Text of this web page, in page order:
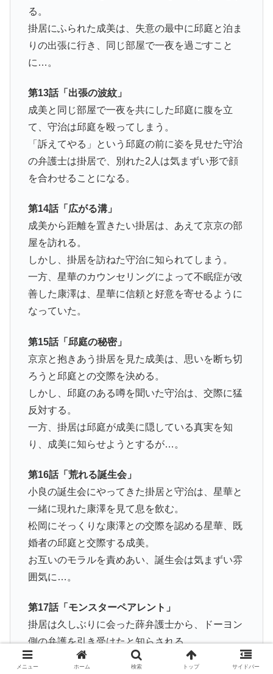
る。
掛居にふられた成美は、失意の最中に邱庭と泊ま
りの出張に行き、同じ部屋で一夜を過ごすこと
に…。
第13話「出張の波紋」
成美と同じ部屋で一夜を共にした邱庭に腹を立
て、守治は邱庭を殴ってしまう。
「訴えてやる」という邱庭の前に姿を見せた守治
の弁護士は掛居で、別れた2人は気まずい形で顔
を合わせることになる。
第14話「広がる溝」
成美から距離を置きたい掛居は、あえて京京の部
屋を訪れる。
しかし、掛居を訪ねた守治に知られてしまう。
一方、星華 のカウンセリングによって不眠症が改
善した康澤は、星華に信頼と好意を寄せるように
なっていた。
第15話「邱庭の秘密」
京京と抱きあう掛居を見た成美は、思いを断ち切
ろうと邱庭との交際を決める。
しかし、邱庭のある噂を聞いた守治は、交際に猛
反対する。
一方、掛居は邱庭が成美に隠している真実を知
り、成美に知らせようとするが…。
第16話「荒れる誕生会」
小良の誕生会にやってきた掛居と守治は、星華と
一緒に現れた康澤を見て息を飲む。
松岡にそっくりな康澤との交際を認める星華、既
婚者の邱庭と交際する成美。
お互いのモラルを責めあい、誕生会は気まずい雰
囲気に…。
第17話「モンスターペアレント」
掛居は久しぶりに会った薛弁護士から、ドーヨン
側の弁護を引き受けたと知らされる。
一方、星華との関係を母親に問いただされた康澤
メニュー ホーム 検索 トップ サイドバー